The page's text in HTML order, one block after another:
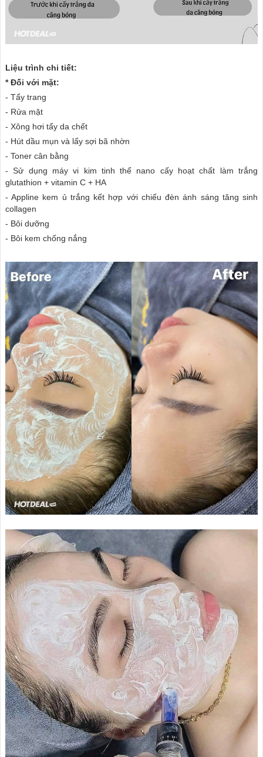
Liệu trình chi tiết:
* Đối với mặt:
- Tẩy trang
- Rửa mặt
- Xông hơi tẩy da chết
- Hút dầu mụn và lấy sợi bã nhờn
- Toner cân bằng
- Sử dụng máy vi kim tinh thể nano cấy hoạt chất làm trắng
glutathion + vitamin C + HA
- Appline kem ủ trắng kết hợp với chiếu đèn ánh sáng tăng sinh
collagen
- Bôi dưỡng
- Bôi kem chống nắng